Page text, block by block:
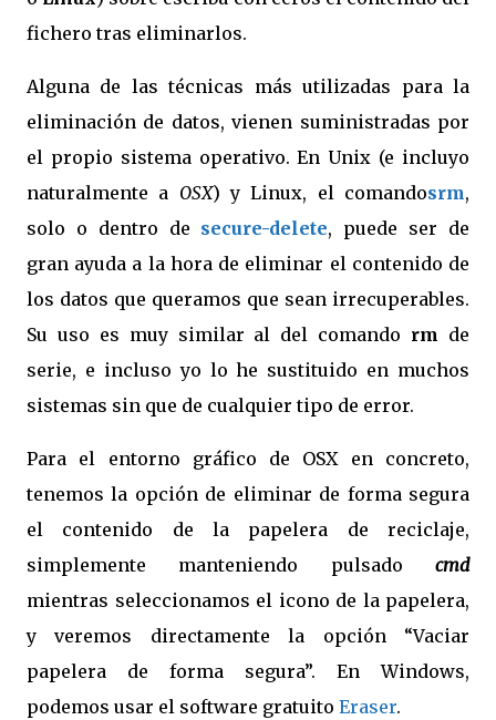
fichero tras eliminarlos.
Alguna de las técnicas más utilizadas para la
eliminación de datos, vienen suministradas por
el propio sistema operativo. En Unix (e incluyo
naturalmente a OSX) y Linux, el comandosrm,
solo o dentro de secure-delete, puede ser de
gran ayuda a la hora de eliminar el contenido de
los datos que queramos que sean irrecuperables.
Su uso es muy similar al del comando rm de
serie, e incluso yo lo he sustituido en muchos
sistemas sin que de cualquier tipo de error.
Para el entorno gráfico de OSX en concreto,
tenemos la opción de eliminar de forma segura
el contenido de la papelera de reciclaje,
simplemente manteniendo pulsado cmd
mientras seleccionamos el icono de la papelera,
y veremos directamente la opción “Vaciar
papelera de forma segura”. En Windows,
podemos usar el software gratuito Eraser.